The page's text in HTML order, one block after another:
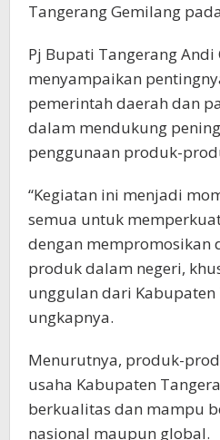
Tangerang Gemilang
Pj Bupati Tangerang Andi
menyampaikan
pemerintah daerah dan
dalam mendukung
penggunaan produk-
“Kegiatan ini menjadi
semua untuk
dengan mempromosikan
produk dalam negeri,
unggulan dari Kabupaten
ungkapnya.
Menurutnya, produk-
usaha Kabupaten
berkualitas dan mampu
nasional maupun global.